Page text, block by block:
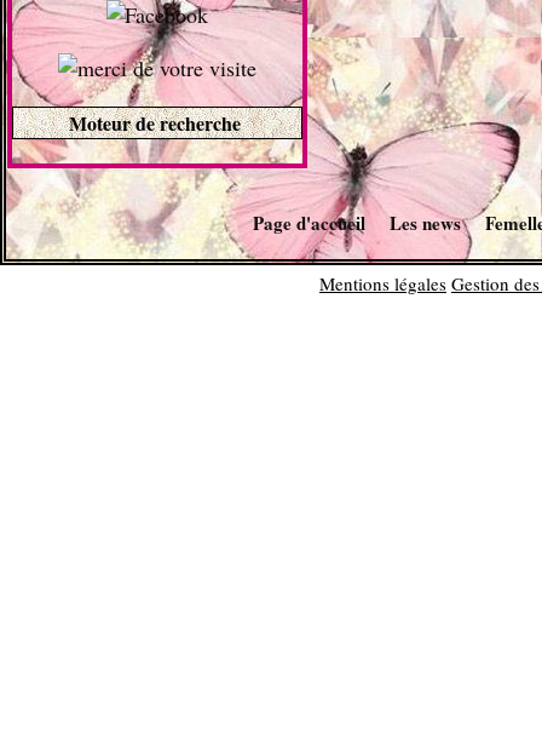
Moteur de recherche
Page d'accueil Les news
Mentions légales Gestion